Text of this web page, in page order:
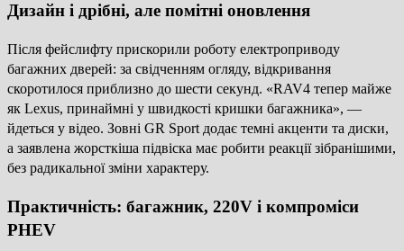
Дизайн і дрібні, але помітні оновлення
Після фейслифту прискорили роботу електроприводу
багажних дверей: за свідченням огляду, відкривання
скоротилося приблизно до шести секунд. «RAV4 тепер майже
як Lexus, принаймні у швидкості кришки багажника», —
йдеться у відео. Зовні GR Sport додає темні акценти та диски,
а заявлена жорсткіша підвіска має робити реакції зібранішими,
без радикальної зміни характеру.
Практичність: багажник, 220V і компроміси
PHEV